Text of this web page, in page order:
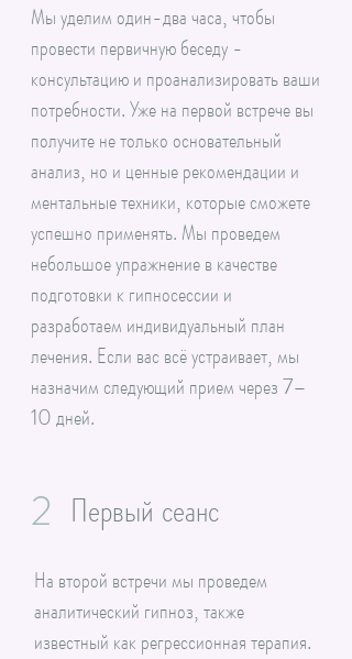
Мы уделим один-два часа, чтобы
провести первичную беседу -
консультацию и проанализировать ваши
потребности. Уже на первой встрече вы
получите не только основательный
анализ, но и ценные рекомендации и
ментальные техники, которые сможете
успешно применять. Мы проведем
небольшое упражнение в качестве
подготовки к гипносессии и
разработаем индивидуальный план
лечения. Если вас всё устраивает, мы
назначим следующий прием через 7–
10 дней.
2 Первый сеанс
На второй встречи мы проведем
аналитический гипноз, также
известный как регрессионная терапия.